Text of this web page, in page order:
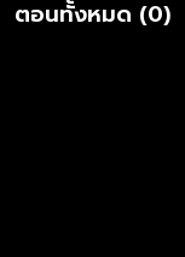
ตอนทั้งหมด (0)